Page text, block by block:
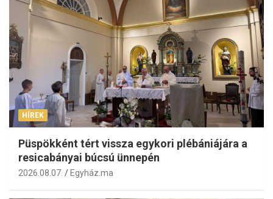
HÍREK
Püspökként tért vissza egykori plébániájára a
resicabányai búcsú ünnepén
2026.08.07. Egyház.ma